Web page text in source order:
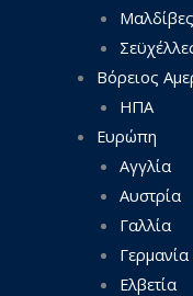
Μαλδίβες
Βόρειος
ΗΠΑ
Ευρώπη
Αγγλία
Αυστρία
Γαλλία
Γερμανία
Ελβετία